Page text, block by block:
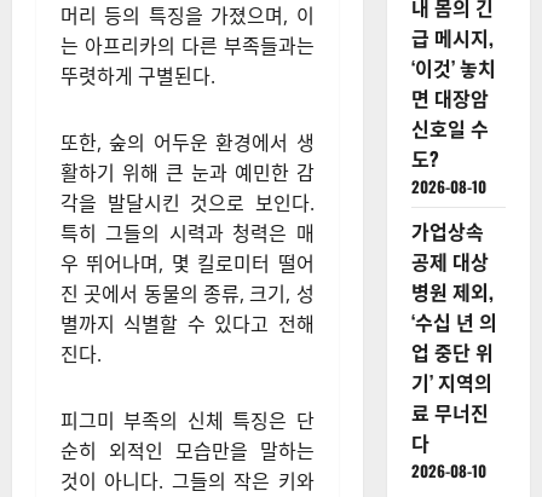
머리 등의 특징을 가졌으며, 이
는 아프리카의 다른 부족들과는
뚜렷하게 구별된다.
또한, 숲의 어두운 환경에서 생
활하기 위해 큰 눈과 예민한 감
각을 발달시킨 것으로 보인다.
특히 그들의 시력과 청력은 매
우 뛰어나며, 몇 킬로미터 떨어
진 곳에서 동물의 종류, 크기, 성
별까지 식별할 수 있다고 전해
진다.
피그미 부족의 신체 특징은 단
순히 외적인 모습만을 말하는
것이 아니다. 그들의 작은 키와
내 몸의 긴
급 메시지,
‘이것’ 놓치
면 대장암
신호일 수
도?
2026-08-10
가업상속
공제 대상
병원 제외,
‘수십 년 의
업 중단 위
기’ 지역의
료 무너진
다
2026-08-10